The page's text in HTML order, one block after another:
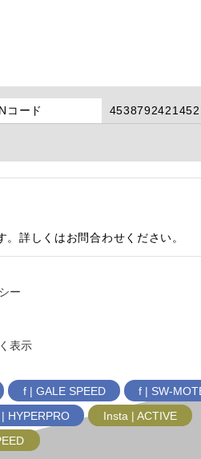
コード 4538792421452
詳しくはお問合わせください。
ー
表示
f | GALE SPEED
f | SW-
HYPERPRO
Insta | ACTIVE